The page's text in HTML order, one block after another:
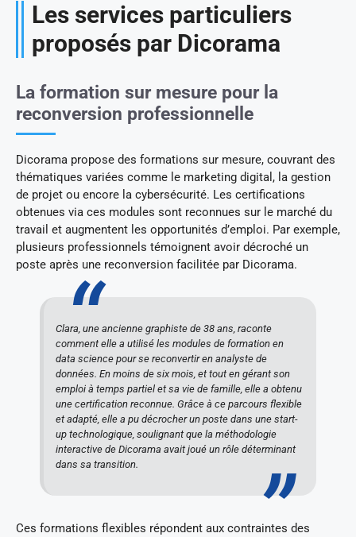
Les services particuliers
proposés par Dicorama
La formation sur mesure pour la
reconversion professionnelle
Dicorama propose des formations sur mesure, couvrant des
thématiques variées comme le marketing digital, la gestion
de projet ou encore la cybersécurité. Les certifications
obtenues via ces modules sont reconnues sur le marché du
travail et augmentent les opportunités d’emploi. Par exemple,
plusieurs professionnels témoignent avoir décroché un
poste après une reconversion facilitée par Dicorama.
Clara, une ancienne graphiste de 38 ans, raconte
comment elle a utilisé les modules de formation en
data science pour se reconvertir en analyste de
données. En moins de six mois, et tout en gérant son
emploi à temps partiel et sa vie de famille, elle a obtenu
une certification reconnue. Grâce à ce parcours flexible
et adapté, elle a pu décrocher un poste dans une start-
up technologique, soulignant que la méthodologie
interactive de Dicorama avait joué un rôle déterminant
dans sa transition.
Ces formations flexibles répondent aux contraintes des